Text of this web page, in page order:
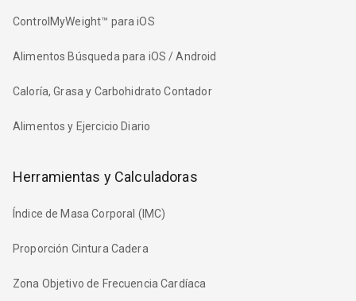
ControlMyWeight™ para iOS
Alimentos Búsqueda para iOS / Android
Caloría, Grasa y Carbohidrato Contador
Alimentos y Ejercicio Diario
Herramientas y Calculadoras
Índice de Masa Corporal (IMC)
Proporción Cintura Cadera
Zona Objetivo de Frecuencia Cardíaca